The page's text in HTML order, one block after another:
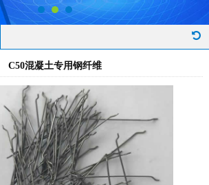
C50混凝土专用钢纤维